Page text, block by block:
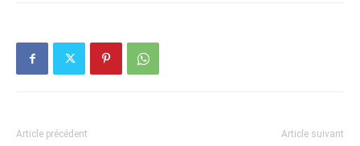
Article précédent Article suivant